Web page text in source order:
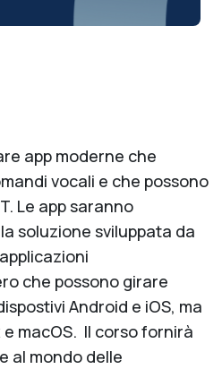
app moderne che
vocali e che possono
Le app saranno
soluzione sviluppata da
che possono girare
Android e iOS, ma
macOS. Il corso fornirà
al mondo delle